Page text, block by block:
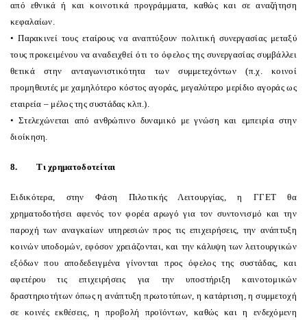
από εθνικά ή και κοινοτικά προγράμματα, καθώς και σε αναζήτηση
κεφαλαίων.
• Παρακινεί τους εταίρους να αναπτύξουν πολιτική συνεργασίας μεταξύ
τους προκειμένου να αναδειχθεί ότι το όφελος της συνεργασίας συμβάλλει
θετικά στην ανταγωνιστικότητα των συμμετεχόντων (π.χ. κοινοί
προμηθευτές με χαμηλότερο κόστος αγοράς, μεγαλύτερο μερίδιο αγοράς ως
εταιρεία – μέλος της συστάδας κλπ.).
• Στελεχώνεται από ανθρώπινο δυναμικό με γνώση και εμπειρία στην
διοίκηση.
8. Τι χρηματοδοτείται
Ειδικότερα, στην Φάση Πιλοτικής Λειτουργίας, η ΓΓΕΤ θα
χρηματοδοτήσει αφενός τον φορέα αρωγό για τον συντονισμό και την
παροχή των αναγκαίων υπηρεσιών προς τις επιχειρήσεις, την ανάπτυξη
κοινών υποδομών, εφόσον χρειάζονται, και την κάλυψη των λειτουργικών
εξόδων που αποδεδειγμένα γίνονται προς όφελος της συστάδας, και
αφετέρου τις επιχειρήσεις για την υποστήριξη καινοτομικών
δραστηριοτήτων όπως η ανάπτυξη πρωτοτύπων, η κατάρτιση, η συμμετοχή
σε κοινές εκθέσεις, η προβολή προϊόντων, καθώς και η ενδεχόμενη